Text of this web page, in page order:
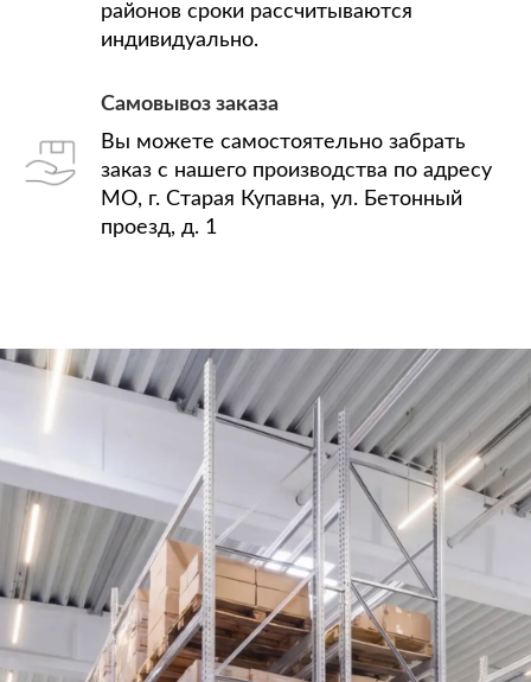
районов сроки рассчитываются
индивидуально.
Самовывоз заказа
Вы можете самостоятельно забрать
заказ с нашего производства по адресу
МО, г. Старая Купавна, ул. Бетонный
проезд, д. 1